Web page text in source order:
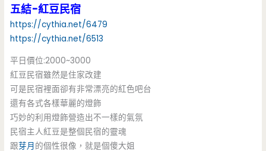
五結-紅豆民宿
https://cythia.net/6479
https://cythia.net/6513
平日價位:2000~3000
紅豆民宿雖然是住家改建
可是民宿裡面卻有非常漂亮的紅色吧台
還有各式各樣華麗的燈飾
巧妙的利用燈飾營造出不一樣的氣氛
民宿主人紅豆是整個民宿的靈魂
跟芽月 的個性很像，就是個傻大姐